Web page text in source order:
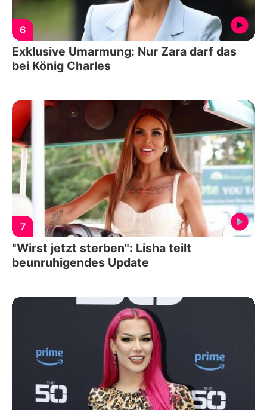
6
Exklusive Umarmung: Nur Zara darf das
bei König Charles
7
"Wirst jetzt sterben": Lisha teilt
beunruhigendes Update